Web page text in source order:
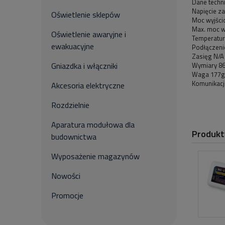
Oświetlenie sklepów
Oświetlenie awaryjne i
ewakuacyjne
Gniazdka i włączniki
Akcesoria elektryczne
Rozdzielnie
Aparatura modułowa dla
budownictwa
Wyposażenie magazynów
Nowości
Promocje
Napięcie
Moc
Max. moc
Zasięg N/A
Wymiary
Waga 177g